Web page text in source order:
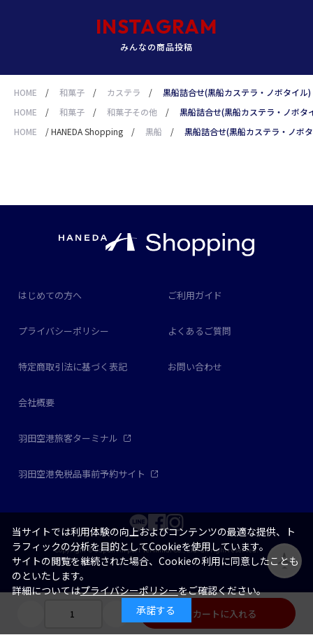
HOME / 和菓子 / カステラ /
黒船詰合せ(黒船カステラ・ノボタイル)
HOME
/ 和菓子 / 和菓子その他 /
黒船詰合せ(黒船カステラ・ノボタ
HOME
/HANEDA Shopping / 黒船 / 黒船詰合せ(黒船カステラ・ノボ
カートに入れる
INSTAGRAM
みんなの商品投稿
はじめての方へ ご利用ガイド
プライバシーポリシー よくあるご質問
特定商取引法に基づく表記 お問い合わせ
会社概要
羽田空港旅客ターミナル
羽田空港免税品事前予約サイト
Copyright © Japan Airport Terminal Co., Ltd. all right reserved.
当サイトでは利用体験の向上およびコンテンツの最適な提供、ト
ラフィックの分析を目的としてCookieを使用しています。
サイトの閲覧を継続された場合、Cookieの利用に同意したことも
のといたします。
詳細についてはプライバシーポリシーをご確認ください。
承諾する